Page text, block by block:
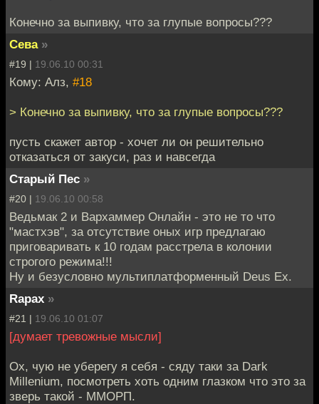
Конечно за выпивку, что за глупые вопросы???
Сева »
#19 | 19.06.10 00:31
Кому: Алз, #18
> Конечно за выпивку, что за глупые вопросы???
пусть скажет автор - хочет ли он решительно
отказаться от закуси, раз и навсегда
Старый Пес »
#20 | 19.06.10 00:58
Ведьмак 2 и Вархаммер Онлайн - это не то что
"мастхэв", за отсутствие оных игр предлагаю
приговаривать к 10 годам расстрела в колонии
строгого режима!!!
Ну и безусловно мультиплатформенный Deus Ex.
Rapax »
#21 | 19.06.10 01:07
[думает тревожные мысли]
Ох, чую не уберегу я себя - сяду таки за Dark
Millenium, посмотреть хоть одним глазком что это за
зверь такой - ММОРП.